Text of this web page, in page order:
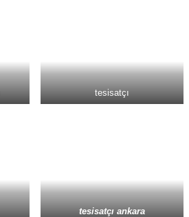
tesisatçı
tesisatçı ankara